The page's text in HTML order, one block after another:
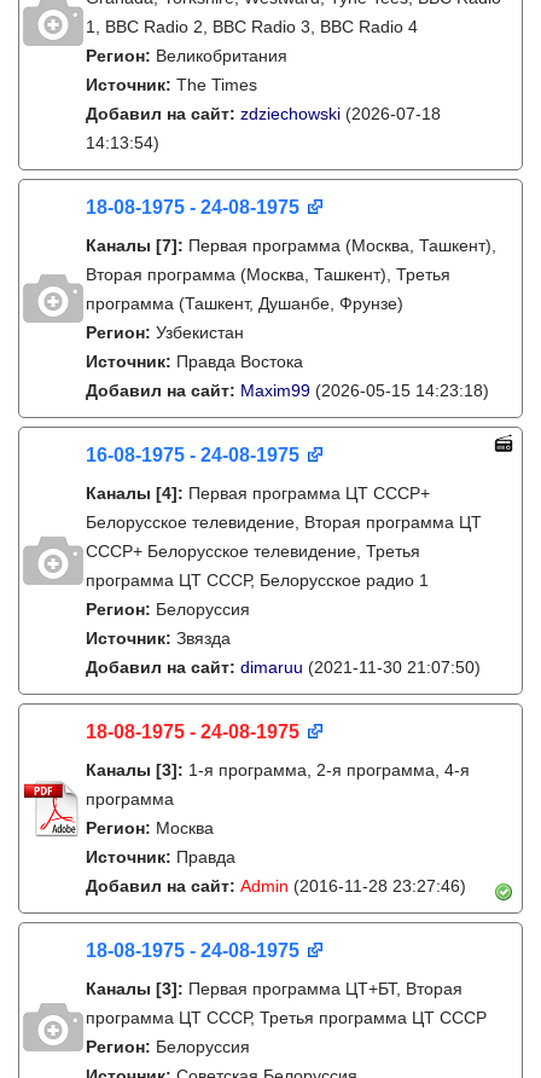
1, BBC Radio 2, BBC Radio 3, BBC Radio 4
Регион: Великобритания
Источник: The Times
Добавил на сайт: zdziechowski (2026-07-18
14:13:54)
18-08-1975 - 24-08-1975
Каналы [7]: Первая программа (Москва, Ташкент),
Вторая программа (Москва, Ташкент), Третья
программа (Ташкент, Душанбе, Фрунзе)
Регион: Узбекистан
Источник: Правда Востока
Добавил на сайт: Maxim99 (2026-05-15 14:23:18)
16-08-1975 - 24-08-1975
Каналы [4]: Первая программа ЦТ СССР+
Белорусское телевидение, Вторая программа ЦТ
СССР+ Белорусское телевидение, Третья
программа ЦТ СССР, Белорусское радио 1
Регион: Белоруссия
Источник: Звязда
Добавил на сайт: dimaruu (2021-11-30 21:07:50)
18-08-1975 - 24-08-1975
Каналы [3]: 1-я программа, 2-я программа, 4-я
программа
Регион: Москва
Источник: Правда
Добавил на сайт: Admin (2016-11-28 23:27:46)
18-08-1975 - 24-08-1975
Каналы [3]: Первая программа ЦТ+БТ, Вторая
программа ЦТ ССCР, Третья программа ЦТ ССCР
Регион: Белоруссия